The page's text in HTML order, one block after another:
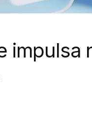
impulsa